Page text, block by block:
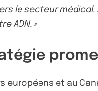
le secteur
ADN. »
européens et au